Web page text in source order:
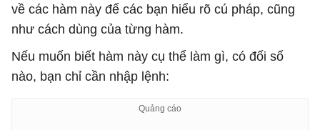
về các hàm này để các bạn hiểu rõ cú pháp, cũng
như cách dùng của từng hàm.
Nếu muốn biết hàm này cụ thể làm gì, có đối số
nào, bạn chỉ cần nhập lệnh: